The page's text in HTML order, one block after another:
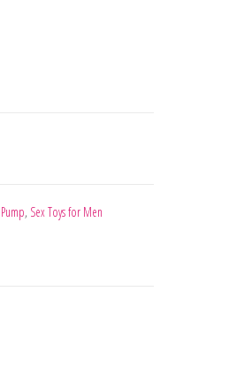
, Sex Toys for Men